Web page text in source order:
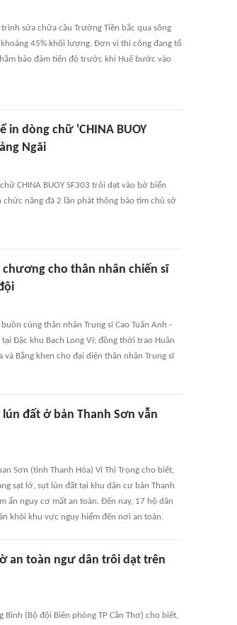
sửa chữa cầu Trường Tiền bắc qua sông
khoảng 45% khối lượng. Đơn vị thi công đang tổ
bảo đảm tiến độ trước khi Huế bước vào
in dòng chữ 'CHINA BUOY
Ngãi
CHINA BUOY SF303 trôi dạt vào bờ biển
chức năng đã 2 lần phát thông báo tìm chủ sở
cho thân nhân chiến sĩ
cùng thân nhân Trung sĩ Cao Tuấn Anh -
Đặc khu Bạch Long Vĩ; đồng thời trao Huân
và Bằng khen cho đại diện thân nhân Trung sĩ
đất ở bản Thanh Sơn vẫn
Sơn (tỉnh Thanh Hóa) Vi Thị Trọng cho biết,
sạt lở, sụt lún đất tại khu dân cư bản Thanh
ẩn nguy cơ mất an toàn. Đến nay, 17 hộ dân
khỏi khu vực nguy hiểm đến nơi an toàn.
an toàn ngư dân trôi dạt trên
Bình (Bộ đội Biên phòng TP Cần Thơ) cho biết,